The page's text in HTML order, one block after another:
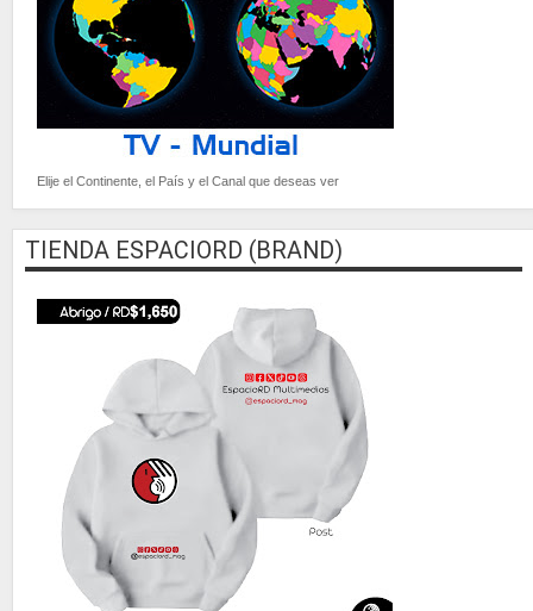
Elije el Continente, el País y el Canal que deseas ver
TIENDA ESPACIORD (BRAND)